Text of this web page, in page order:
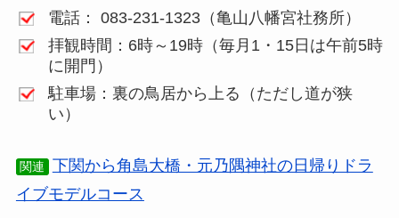
電話： 083-231-1323（亀山八幡宮社務所）
拝観時間：6時～19時（毎月1・15日は午前5時
に開門）
駐車場：裏の鳥居から上る（ただし道が狭
い）
関連
下関から角島大橋・元乃隅神社の日帰りドラ
イブモデルコース